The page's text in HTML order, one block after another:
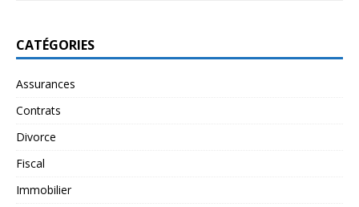
CATÉGORIES
Assurances
Contrats
Divorce
Fiscal
Immobilier